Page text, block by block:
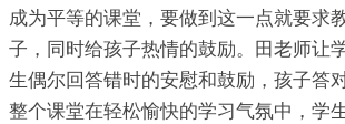
成为平等的课堂，要做到这一点就要求
子，同时给孩子热情的鼓励。田老师让
生偶尔回答错时的安慰和鼓励，孩子答
整个课堂在轻松愉快的学习气氛中，学